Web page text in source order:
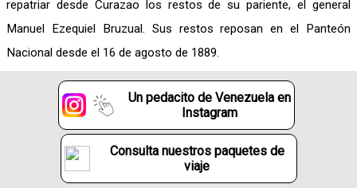
repatriar desde Curazao los restos de su pariente, el general
Manuel Ezequiel Bruzual. Sus restos reposan en el Panteón
Nacional desde el 16 de agosto de 1889.
Un pedacito de Venezuela en
Instagram
Consulta nuestros paquetes de
viaje